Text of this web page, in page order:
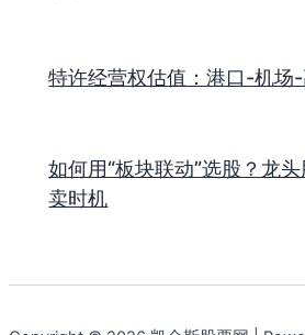
特许经营权估值：港口-机场
如何用“板块联动”选股？龙
卖时机